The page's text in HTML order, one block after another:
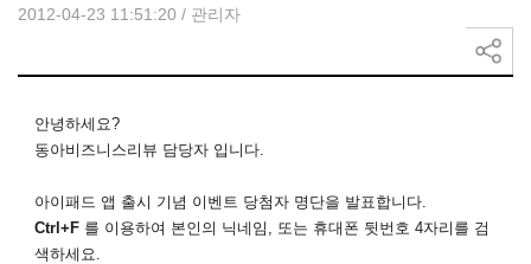
2012-04-23 11:51:20 / 관리자
안녕하세요?
동아비즈니스리뷰 담당자 입니다.
아이패드 앱 출시 기념 이벤트 당첨자 명단을 발표합니다.
Ctrl+F 를 이용하여 본인의 닉네임, 또는 휴대폰 뒷번호 4자리를 검
색하세요.